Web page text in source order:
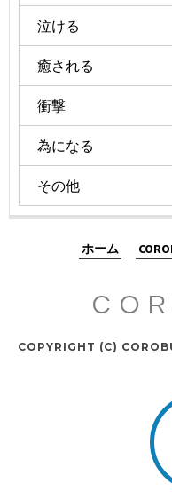
泣ける
癒される
衝撃
為になる
その他
ホーム
COPYRIGHT (C)